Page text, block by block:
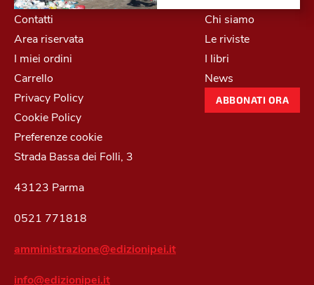
Contatti
Area riservata
I miei ordini
Carrello
Privacy Policy
Cookie Policy
Preferenze cookie
Chi siamo
Le riviste
I libri
News
ABBONATI ORA
Strada Bassa dei Folli, 3
43123 Parma
0521 771818
amministrazione@edizionipei.it
info@edizionipei.it